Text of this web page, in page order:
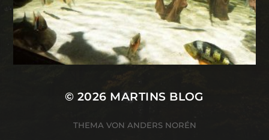
© 2026 MARTINS BLOG
THEMA VON ANDERS NORÉN